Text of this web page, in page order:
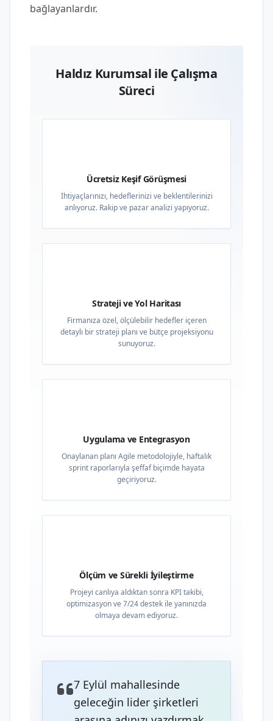
bağlayanlardır.
Haldız Kurumsal ile Çalışma
Süreci
Ücretsiz Keşif Görüşmesi
İhtiyaçlarınızı, hedeflerinizi ve beklentilerinizi
anlıyoruz. Rakip ve pazar analizi yapıyoruz.
Strateji ve Yol Haritası
Firmanıza özel, ölçülebilir hedefler içeren
detaylı bir strateji planı ve bütçe projeksiyonu
sunuyoruz.
Uygulama ve Entegrasyon
Onaylanan planı Agile metodolojiyle, haftalık
sprint raporlarıyla şeffaf biçimde hayata
geçiriyoruz.
Ölçüm ve Sürekli İyileştirme
Projeyi canlıya aldıktan sonra KPI takibi,
optimizasyon ve 7/24 destek ile yanınızda
olmaya devam ediyoruz.
7 Eylül mahallesinde
geleceğin lider şirketleri